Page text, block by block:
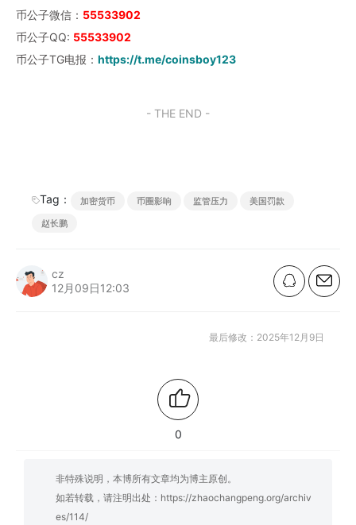
币公子微信： 55533902
币公子QQ: 55533902
币公子TG电报： https://t.me/coinsboy123
- THE END -
Tag： 加密货币 币圈影响 监管压力
美国罚款
赵长鹏
cz
12月09日12:03
最后修改：2025年12月9日
0
非特殊说明，本博所有文章均为博主原创。
如若转载，请注明出处： https://zhaochangpeng.org/archiv
es/114/